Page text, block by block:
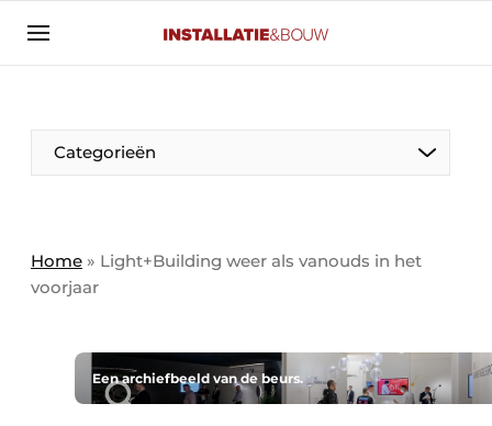
Aanmelden
Banner overzicht
BedrijvenAanmeldenBedankt voor de aanmelding
Contact
Evenement aanmelden
Meest gelezen
Nieuwsbrief
Categorieën
Panelgesprek
Home » Light+Building weer als vanouds in het
voorjaar
Een archiefbeeld van de beurs.